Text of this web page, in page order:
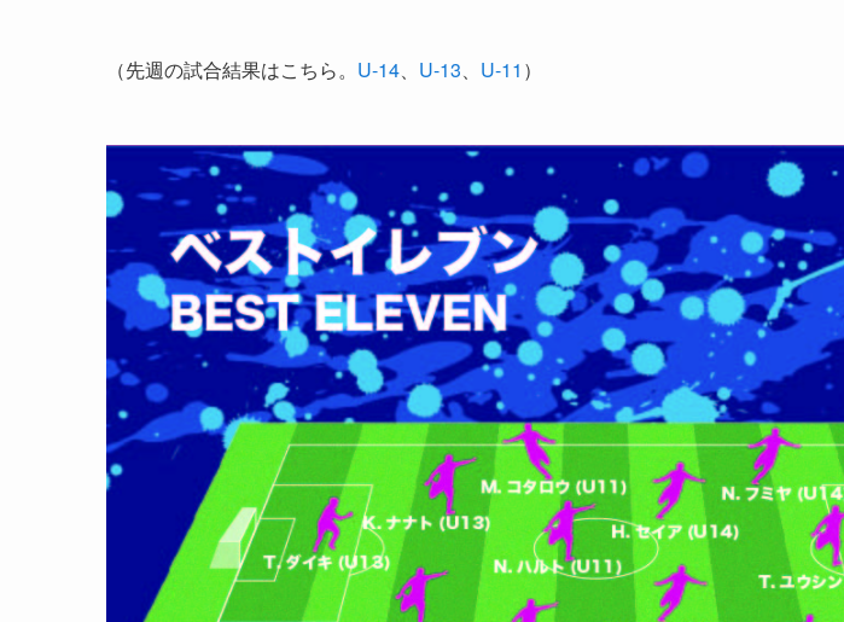
（先週の試合結果はこちら。 U-14、 U-13、 U-11 ）